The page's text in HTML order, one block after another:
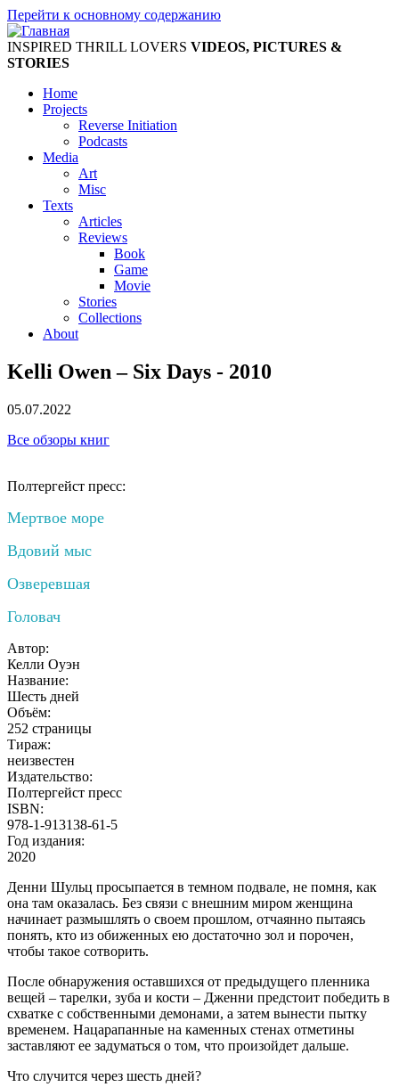
Перейти к основному содержанию
INSPIRED THRILL LOVERS VIDEOS, PICTURES &
STORIES
Home
Projects
Reverse Initiation
Podcasts
Media
Art
Misc
Texts
Articles
Reviews
Book
Game
Movie
Stories
Collections
About
Kelli Owen – Six Days - 2010
05.07.2022
Все обзоры книг
Полтергейст пресс:
Мертвое море
Вдовий мыс
Озверевшая
Головач
Автор:
Келли Оуэн
Название:
Шесть дней
Объём:
252 страницы
Тираж:
неизвестен
Издательство:
Полтергейст пресс
ISBN:
978-1-913138-61-5
Год издания:
2020
Денни Шульц просыпается в темном подвале, не помня, как
она там оказалась. Без связи с внешним миром женщина
начинает размышлять о своем прошлом, отчаянно пытаясь
понять, кто из обиженных ею достаточно зол и порочен,
чтобы такое сотворить.
После обнаружения оставшихся от предыдущего пленника
вещей – тарелки, зуба и кости – Дженни предстоит победить в
схватке с собственными демонами, а затем вынести пытку
временем. Нацарапанные на каменных стенах отметины
заставляют ее задуматься о том, что произойдет дальше.
Что случится через шесть дней?